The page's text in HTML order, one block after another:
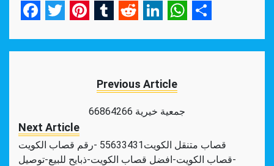
Previous Article
جمعية خيرية 66864266
Next Article
قصاب متنقل الكويت55633431 -رقم قصاب الكويت
-قصاب الكويت-افضل قصاب الكويت-ذبايح للبيع-توصيل